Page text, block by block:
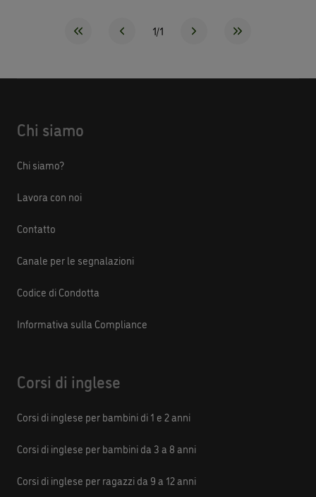
1/1
Chi siamo
Chi siamo?
Lavora con noi
Contatto
Canale per le segnalazioni
Codice di Condotta
Informativa sulla Compliance
Corsi di inglese
Corsi di inglese per bambini di 1 e 2 anni
Corsi di inglese per bambini da 3 a 8 anni
Corsi di inglese per ragazzi da 9 a 12 anni